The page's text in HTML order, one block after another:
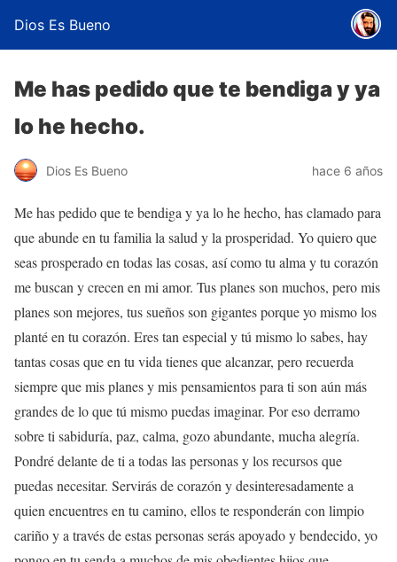
Dios Es Bueno
Me has pedido que te bendiga y ya
lo he hecho.
Dios Es Bueno hace 6 años
Me has pedido que te bendiga y ya lo he hecho, has clamado para
que abunde en tu familia la salud y la prosperidad. Yo quiero que
seas prosperado en todas las cosas, así como tu alma y tu corazón
me buscan y crecen en mi amor. Tus planes son muchos, pero mis
planes son mejores, tus sueños son gigantes porque yo mismo los
planté en tu corazón. Eres tan especial y tú mismo lo sabes, hay
tantas cosas que en tu vida tienes que alcanzar, pero recuerda
siempre que mis planes y mis pensamientos para ti son aún más
grandes de lo que tú mismo puedas imaginar. Por eso derramo
sobre ti sabiduría, paz, calma, gozo abundante, mucha alegría.
Pondré delante de ti a todas las personas y los recursos que
puedas necesitar. Servirás de corazón y desinteresadamente a
quien encuentres en tu camino, ellos te responderán con limpio
cariño y a través de estas personas serás apoyado y bendecido, yo